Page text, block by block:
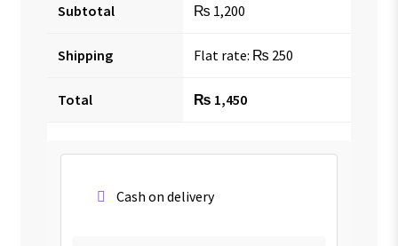
Subtotal ₨ 1,200
Shipping Flat rate: ₨ 250
Total ₨ 1,450
Cash on delivery